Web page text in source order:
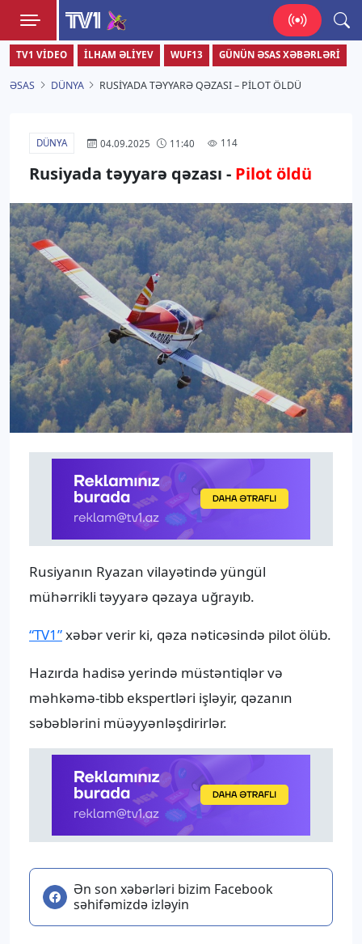
TV1
Zamanı bizimlə yaşa!
TV1 VIDEO İLHAM ƏLIYEV WUF13 GÜNÜN ƏSAS XƏBƏRLƏRI
ƏSAS DÜNYA RUSIYADA TƏYYARƏ QƏZASI – PILOT ÖLDÜ
DÜNYA 04.09.2025 11:40 114
Rusiyada təyyarə qəzası - Pilot öldü
Rusiyanın Ryazan vilayətində yüngül
mühərrikli təyyarə qəzaya uğrayıb.
“TV1”xəbər verir ki, qəza nəticəsində pilot ölüb.
Hazırda hadisə yerində müstəntiqlər və
məhkəmə-tibb ekspertləri işləyir, qəzanın
səbəblərini müəyyənləşdirirlər.
Ən son xəbərləri bizim Facebook
səhifəmizdə izləyin